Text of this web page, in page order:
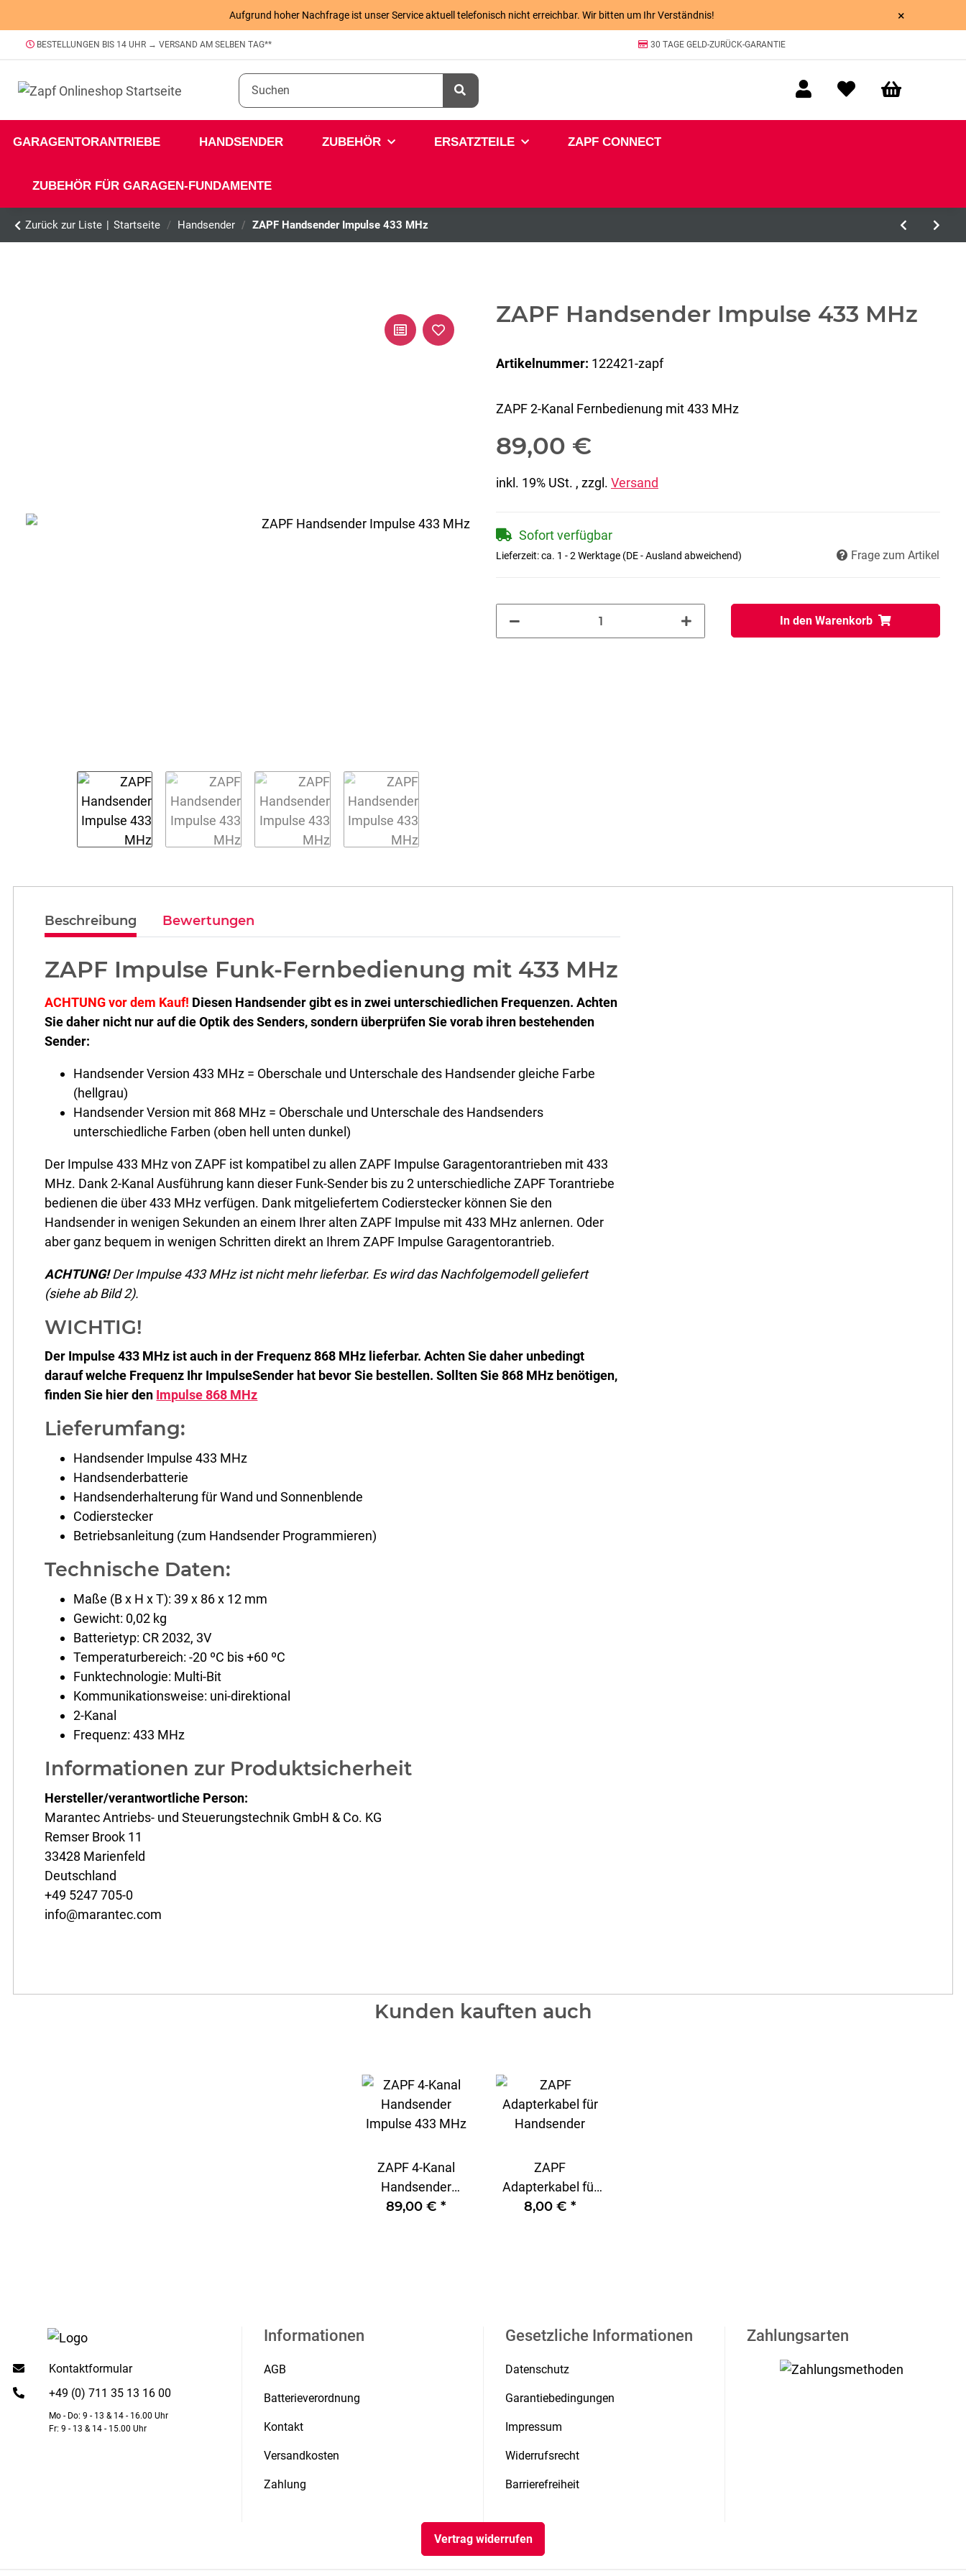
Aufgrund hoher Nachfrage ist unser Service aktuell telefonisch nicht erreichbar. Wir bitten um Ihr Verständnis! ×
BESTELLUNGEN BIS 14 UHR → VERSAND AM SELBEN TAG** 30 TAGE GELD-ZURÜCK-GARANTIE
GARAGENTORANTRIEBE HANDSENDER ZUBEHÖR ERSATZTEILE ZAPF CONNECT
ZUBEHÖR FÜR GARAGEN-FUNDAMENTE
Zurück zur Liste Startseite Handsender ZAPF Handsender Impulse 433 MHz
ZAPF Handsender Impulse 433 MHz
Artikelnummer: 122421-zapf
ZAPF 2-Kanal Fernbedienung mit 433 MHz
89,00 €
inkl. 19% USt. , zzgl. Versand
Sofort verfügbar
Lieferzeit:ca. 1 - 2 Werktage (DE - Ausland abweichend) Frage zum Artikel
In den Warenkorb
weitere Registerkarten anzeigen
Beschreibung Bewertungen
ZAPF Impulse Funk-Fernbedienung mit 433 MHz
ACHTUNG vor dem Kauf! Diesen Handsender gibt es in zwei unterschiedlichen Frequenzen. Achten
Sie daher nicht nur auf die Optik des Senders, sondern überprüfen Sie vorab ihren bestehenden
Sender:
Handsender Version 433 MHz = Oberschale und Unterschale des Handsender gleiche Farbe
(hellgrau)
Handsender Version mit 868 MHz = Oberschale und Unterschale des Handsenders
unterschiedliche Farben (oben hell unten dunkel)
Der Impulse 433 MHz von ZAPF ist kompatibel zu allen ZAPF Impulse Garagentorantrieben mit 433
MHz. Dank 2-Kanal Ausführung kann dieser Funk-Sender bis zu 2 unterschiedliche ZAPF Torantriebe
bedienen die über 433 MHz verfügen. Dank mitgeliefertem Codierstecker können Sie den
Handsender in wenigen Sekunden an einem Ihrer alten ZAPF Impulse mit 433 MHz anlernen. Oder
aber ganz bequem in wenigen Schritten direkt an Ihrem ZAPF Impulse Garagentorantrieb.
ACHTUNG!Der Impulse 433 MHz ist nicht mehr lieferbar. Es wird das Nachfolgemodell geliefert
(siehe ab Bild 2).
WICHTIG!
Der Impulse 433 MHz ist auch in der Frequenz 868 MHz lieferbar. Achten Sie daher unbedingt
darauf welche Frequenz Ihr ImpulseSender hat bevor Sie bestellen. Sollten Sie 868 MHz benötigen,
finden Sie hier den Impulse 868 MHz
Lieferumfang:
Handsender Impulse 433 MHz
Handsenderbatterie
Handsenderhalterung für Wand und Sonnenblende
Codierstecker
Betriebsanleitung (zum Handsender Programmieren)
Technische Daten:
Maße (B x H x T): 39 x 86 x 12 mm
Gewicht: 0,02 kg
Batterietyp: CR 2032, 3V
Temperaturbereich: -20 ºC bis +60 ºC
Funktechnologie: Multi-Bit
Kommunikationsweise: uni-direktional
2-Kanal
Frequenz: 433 MHz
Informationen zur Produktsicherheit
Hersteller/verantwortliche Person:
Marantec Antriebs- und Steuerungstechnik GmbH & Co. KG
Remser Brook 11
33428 Marienfeld
Deutschland
+49 5247 705-0
info@marantec.com
Kunden kauften auch
ZAPF 4-Kanal
Handsender
Impulse 433 MHz
89,00 €*
ZAPF
Adapterkabel für
Handsender
8,00 €*
Kontaktformular
+49 (0) 711 35 13 16 00
Mo - Do: 9 - 13 & 14 - 16.00 Uhr
Fr: 9 - 13 & 14 - 15.00 Uhr
Informationen
AGB
Batterieverordnung
Kontakt
Versandkosten
Zahlung
Gesetzliche Informationen
Datenschutz
Garantiebedingungen
Impressum
Widerrufsrecht
Barrierefreiheit
Zahlungsarten
Vertrag widerrufen